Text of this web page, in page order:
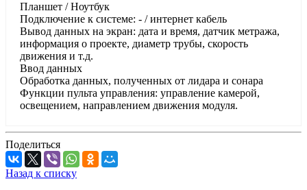
Планшет / Ноутбук
Подключение к системе: - / интернет кабель
Вывод данных на экран: дата и время, датчик метража,
информация о проекте, диаметр трубы, скорость
движения и т.д.
Ввод данных
Обработка данных, полученных от лидара и сонара
Функции пульта управления: управление камерой,
освещением, направлением движения модуля.
Поделиться
Назад к списку